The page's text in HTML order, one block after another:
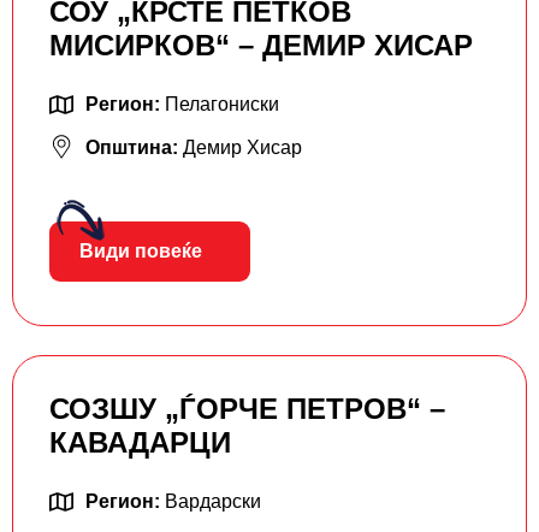
СОУ „КРСТЕ ПETКОВ
МИСИРКОВ“ – ДЕМИР ХИСАР
Регион: Пелагониски
Општина: Демир Хисар
Види повеќе
СОЗШУ „ЃОРЧЕ ПЕТРОВ“ –
КАВАДАРЦИ
Регион: Вардарски